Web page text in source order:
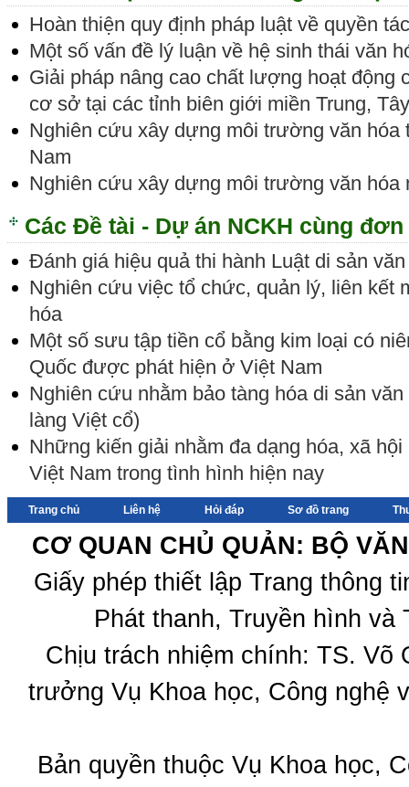
Hoàn thiện quy định pháp luật về quyền
Một số vấn đề lý luận về hệ sinh thái văn
Giải pháp nâng cao chất lượng hoạt động
cơ sở tại các tỉnh biên giới miền Trung,
Nghiên cứu xây dựng môi trường văn hóa
Nam
Nghiên cứu xây dựng môi trường văn hóa
Các Đề tài - Dự án NCKH cùng
Đánh giá hiệu quả thi hành Luật di sản
Nghiên cứu việc tổ chức, quản lý, liên kết
hóa
Một số sưu tập tiền cổ bằng kim loại có
Quốc được phát hiện ở Việt Nam
Nghiên cứu nhằm bảo tàng hóa di sản
làng Việt cổ)
Những kiến giải nhằm đa dạng hóa, xã
Việt Nam trong tình hình hiện nay
Trang chủ Liên hệ Hỏi đáp Sơ đồ trang
CƠ QUAN CHỦ QUẢN: BỘ
Giấy phép thiết lập Trang thông
Phát thanh, Truyền hình
Chịu trách nhiệm chính: TS.
trưởng Vụ Khoa học, Công nghệ
Bản quyền thuộc Vụ Khoa học,